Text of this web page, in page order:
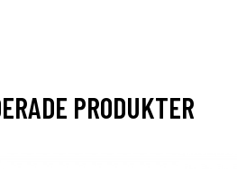
PRODUKTER